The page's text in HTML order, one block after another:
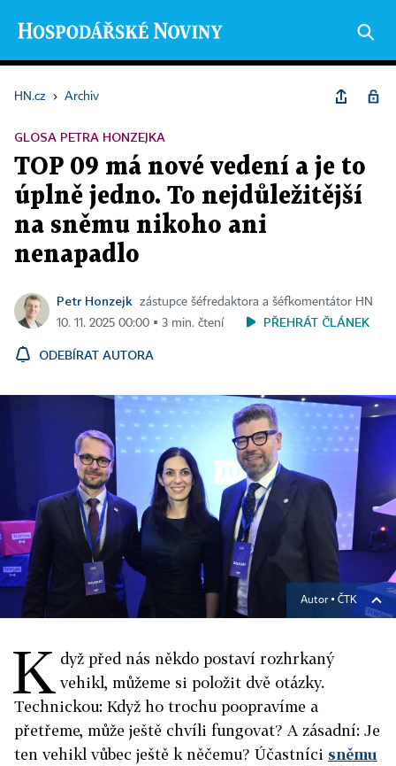
HN.cz › Archiv
GLOSA PETRA HONZEJKA
TOP 09 má nové vedení a je to
úplně jedno. To nejdůležitější
na sněmu nikoho ani
nenapadlo
Petr Honzejk
zástupce šéfredaktora a šéfkomentátor HN
10. 11. 2025 00:00 ▪ 3 min. čtení
PŘEHRÁT ČLÁNEK
ODEBÍRAT AUTORA
Autor ▪ ČTK
K dyž před nás někdo postaví rozhrkaný
vehikl, můžeme si položit dvě otázky.
Technickou: Když ho trochu poopravíme a
přetřeme, může ještě chvíli fungovat? A zásadní: Je
ten vehikl vůbec ještě k něčemu? Účastníci sněmu